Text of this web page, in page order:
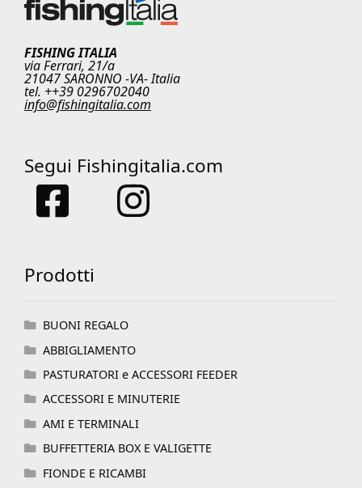
FISHING ITALIA
via Ferrari, 21/a
21047 SARONNO -VA- Italia
tel. ++39 0296702040
info@fishingitalia.com
Segui Fishingitalia.com
Prodotti
BUONI REGALO
ABBIGLIAMENTO
PASTURATORI e ACCESSORI FEEDER
ACCESSORI E MINUTERIE
AMI E TERMINALI
BUFFETTERIA BOX E VALIGETTE
FIONDE E RICAMBI